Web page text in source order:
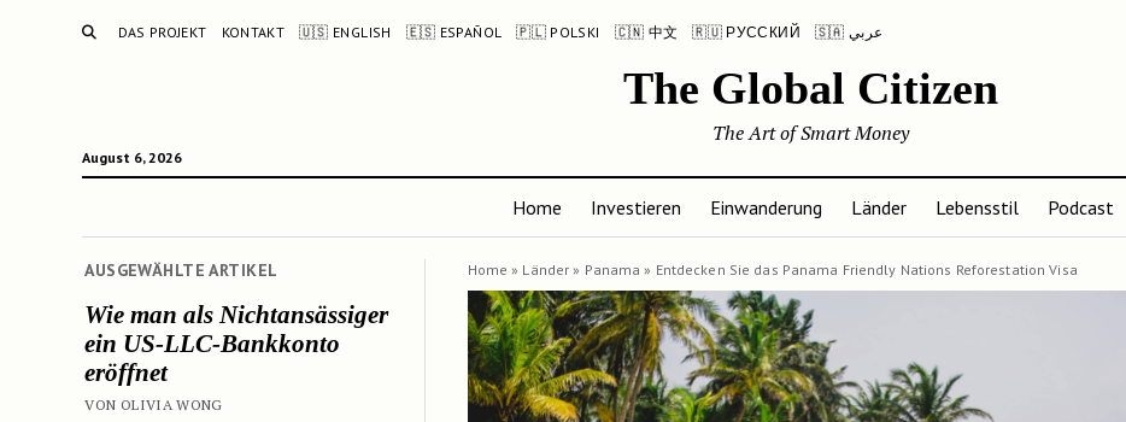
SUCHE
DAS PROJEKT KONTAKT 🇺🇸 ENGLISH 🇪🇸 ESPAÑOL 🇵🇱 POLSKI 🇨🇳 中文 🇷🇺 РУССКИЙ 🇸🇦 عربي
The Global Citizen
August 6, 2026
The Art of Smart Money
Home Investieren Einwanderung Länder Lebensstil Podcast
AUSGEWÄHLTE ARTIKEL
Wie man als Nichtansässiger
ein US-LLC-Bankkonto
eröffnet
VON OLIVIA WONG
Home » Länder » Panama » Entdecken Sie das Panama Friendly Nations Reforestation Visa